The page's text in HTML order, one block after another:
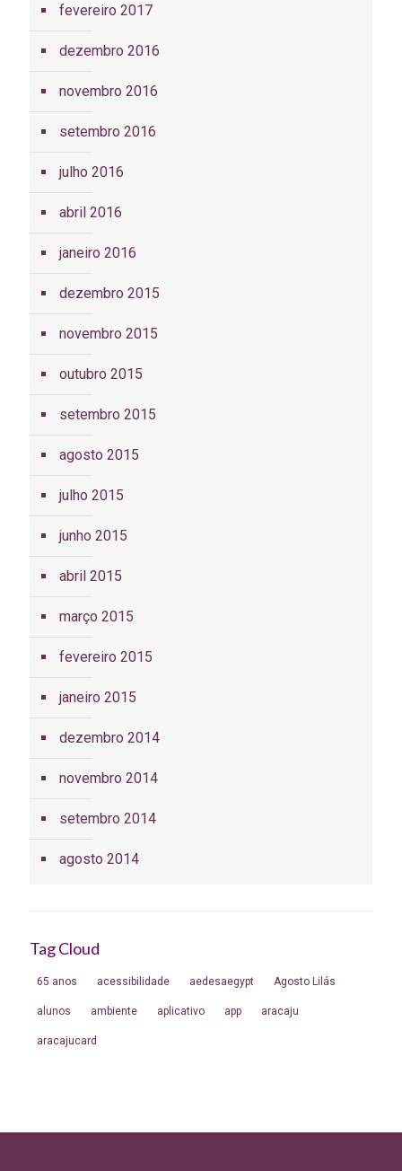
fevereiro 2017
dezembro 2016
novembro 2016
setembro 2016
julho 2016
abril 2016
janeiro 2016
dezembro 2015
novembro 2015
outubro 2015
setembro 2015
agosto 2015
julho 2015
junho 2015
abril 2015
março 2015
fevereiro 2015
janeiro 2015
dezembro 2014
novembro 2014
setembro 2014
agosto 2014
Tag Cloud
65 anos acessibilidade aedesaegypt Agosto Lilás
alunos ambiente aplicativo app aracaju
aracajucard